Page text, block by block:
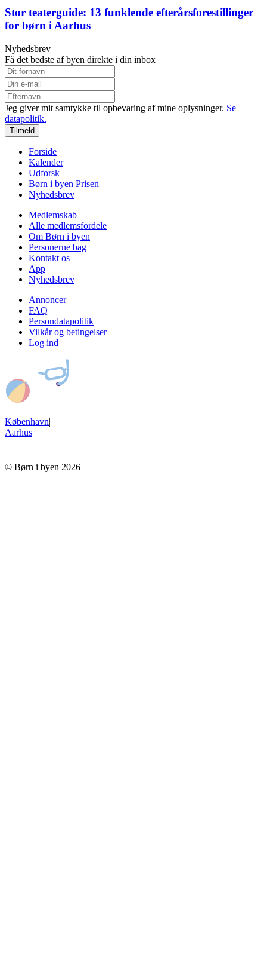
Stor teaterguide: 13 funklende efterårsforestillinger
for børn i Aarhus
Nyhedsbrev
Få det bedste af byen direkte i din inbox
Jeg giver mit samtykke til opbevaring af mine oplysninger. Se
datapolitik.
Tilmeld
Forside
Kalender
Udforsk
Børn i byen Prisen
Nyhedsbrev
Medlemskab
Alle medlemsfordele
Om Børn i byen
Personerne bag
Kontakt os
App
Nyhedsbrev
Annoncer
FAQ
Persondatapolitik
Vilkår og betingelser
Log ind
København|
Aarhus
© Børn i byen 2026